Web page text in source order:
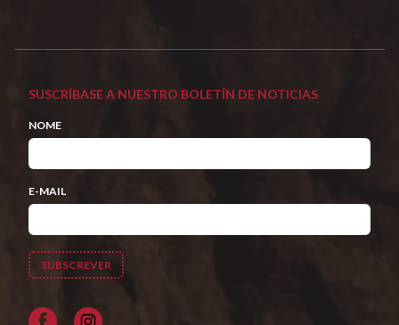
SUSCRÍBASE A NUESTRO BOLETÍN DE NOTICIAS
NOME
E-MAIL
Facebook